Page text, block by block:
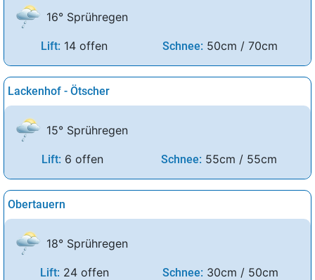
16° Sprühregen
Lift: 14 offen Schnee: 50cm / 70cm
Lackenhof - Ötscher
15° Sprühregen
Lift: 6 offen Schnee: 55cm / 55cm
Obertauern
18° Sprühregen
Lift: 24 offen Schnee: 30cm / 50cm